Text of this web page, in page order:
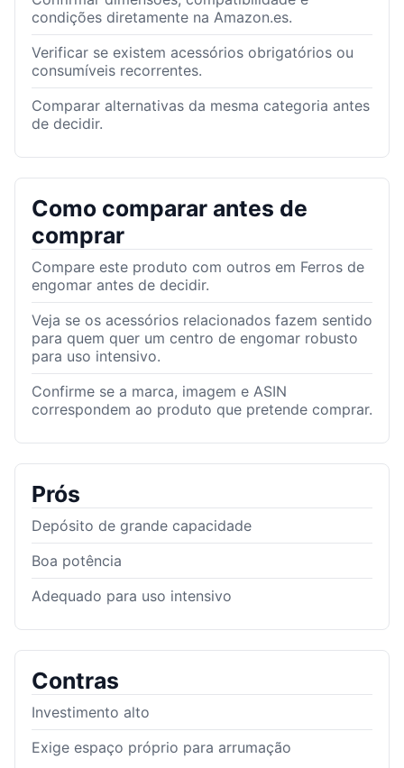
condições diretamente na Amazon.es.
Verificar se existem acessórios obrigatórios ou
consumíveis recorrentes.
Comparar alternativas da mesma categoria antes
de decidir.
Como comparar antes de
comprar
Compare este produto com outros em Ferros de
engomar antes de decidir.
Veja se os acessórios relacionados fazem sentido
para quem quer um centro de engomar robusto
para uso intensivo.
Confirme se a marca, imagem e ASIN
correspondem ao produto que pretende comprar.
Prós
Depósito de grande capacidade
Boa potência
Adequado para uso intensivo
Contras
Investimento alto
Exige espaço próprio para arrumação